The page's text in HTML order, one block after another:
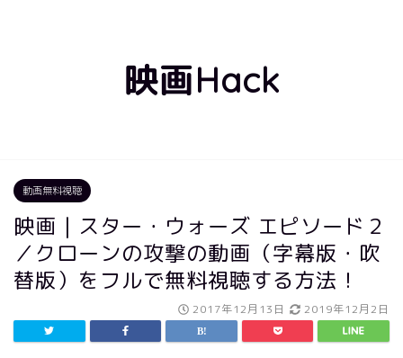
映画Hack
動画無料視聴
映画｜スター・ウォーズ エピソード２
／クローンの攻撃の動画（字幕版・吹
替版）をフルで無料視聴する方法！
2017年12月13日 2019年12月2日